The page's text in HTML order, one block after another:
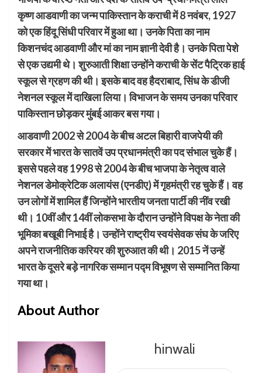
कृष्ण आडवाणी का जन्म पाकिस्तान के कराची में 8 नवंबर, 1927
को एक हिंदू सिंधी परिवार में हुआ था। उनके पिता का नाम
किशनचंद आडवाणी और मां का नाम ज्ञानी देवी है। उनके पिता पेशे
से एक उद्यमी थे। शुरुआती शिक्षा उन्होंने कराची के सेंट पैट्रिक हाई
स्कूल से ग्रहण की थी। इसके बाद वह हैदराबाद, सिंध के डीजी
नेशनल स्कूल में दाखिला लिया। विभाजन के समय उनका परिवार
पाकिस्तान छोड़कर मुंबई आकर बस गया।
आडवाणी 2002 से 2004 के बीच अटल बिहारी वाजपेयी की
सरकार में भारत के सातवें उप प्रधानमंत्री का पद संभाल चुके हैं।
इससे पहले वह 1998 से 2004 के बीच भाजपा के नेतृत्व वाले
नेशनल डेमोक्रेटिक अलायंस (एनडीए) में गृहमंत्री रह चुके हैं। वह
उन लोगों में शामिल हैं जिन्होंने भारतीय जनता पार्टी की नींव रखी
थी। 10वीं और 14वीं लोकसभा के दौरान उन्होंने विपक्ष के नेता की
भूमिका बखूबी निभाई है। उन्होंने राष्ट्रीय स्वयंसेवक संघ के जरिए
अपने राजनीतिक करियर की शुरुआत की थी। 2015 नें उन्हें
भारत के दूसरे बड़े नागरिक सम्मान पद्म विभूषण से सम्मानित किया
गया था।
About Author
hinwali